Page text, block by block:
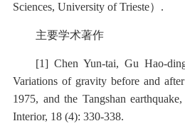
Sciences, University of Trieste）.
主要学术著作
[1] Chen Yun-tai, Gu Hao-
Variations of gravity before and
1975, and the Tangshan
Interior, 18 (4): 330-338.